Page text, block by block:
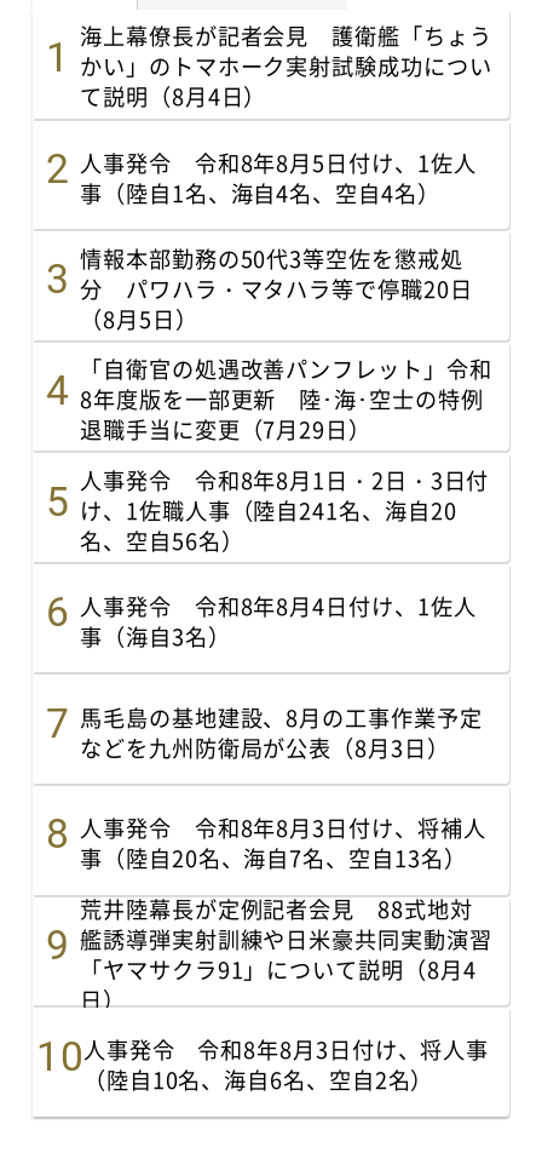
海上幕僚長が記者会見 護衛艦「ちょう
かい」のトマホーク実射試験成功につい
て説明（8月4日）
人事発令 令和8年8月5日付け、1佐人
事（陸自1名、海自4名、空自4名）
情報本部勤務の50代3等空佐を懲戒処
分 パワハラ・マタハラ等で停職20日
（8月5日）
「自衛官の処遇改善パンフレット」令和
8年度版を一部更新 陸･海･空士の特例
退職手当に変更（7月29日）
人事発令 令和8年8月1日・2日・3日付
け、1佐職人事（陸自241名、海自20
名、空自56名）
人事発令 令和8年8月4日付け、1佐人
事（海自3名）
馬毛島の基地建設、8月の工事作業予定
などを九州防衛局が公表（8月3日）
人事発令 令和8年8月3日付け、将補人
事（陸自20名、海自7名、空自13名）
荒井陸幕長が定例記者会見 88式地対
艦誘導弾実射訓練や日米豪共同実動演習
「ヤマサクラ91」について説明（8月4
日）
人事発令 令和8年8月3日付け、将人事
（陸自10名、海自6名、空自2名）